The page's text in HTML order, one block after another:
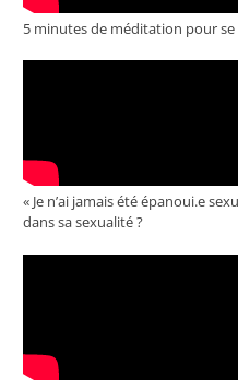
5 minutes de méditation pour
« Je n’ai jamais été épanoui.e
dans sa sexualité ?